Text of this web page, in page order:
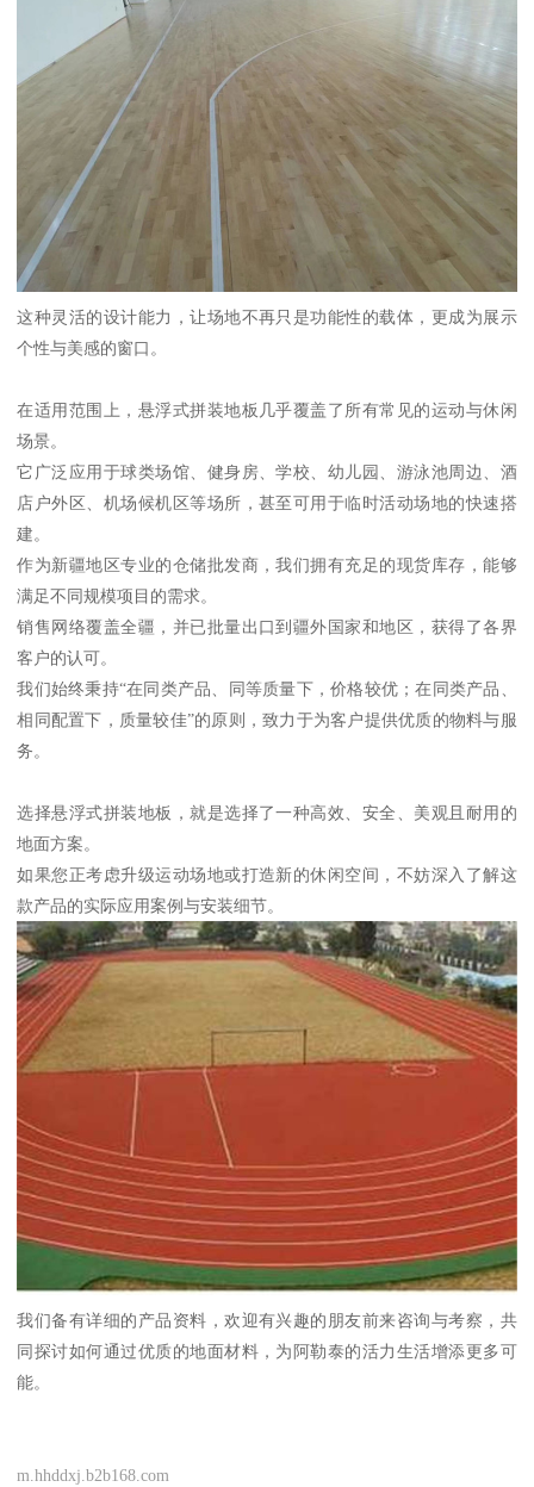
这种灵活的设计能力，让场地不再只是功能性的载体，更成为展示
个性与美感的窗口。
在适用范围上，悬浮式拼装地板几乎覆盖了所有常见的运动与休闲
场景。
它广泛应用于球类场馆、健身房、学校、幼儿园、游泳池周边、酒
店户外区、机场候机区等场所，甚至可用于临时活动场地的快速搭
建。
作为新疆地区专业的仓储批发商，我们拥有充足的现货库存，能够
满足不同规模项目的需求。
销售网络覆盖全疆，并已批量出口到疆外国家和地区，获得了各界
客户的认可。
我们始终秉持“在同类产品、同等质量下，价格较优；在同类产品、
相同配置下，质量较佳”的原则，致力于为客户提供优质的物料与服
务。
选择悬浮式拼装地板，就是选择了一种高效、安全、美观且耐用的
地面方案。
如果您正考虑升级运动场地或打造新的休闲空间，不妨深入了解这
款产品的实际应用案例与安装细节。
我们备有详细的产品资料，欢迎有兴趣的朋友前来咨询与考察，共
同探讨如何通过优质的地面材料，为阿勒泰的活力生活增添更多可
能。
m.hhddxj.b2b168.com